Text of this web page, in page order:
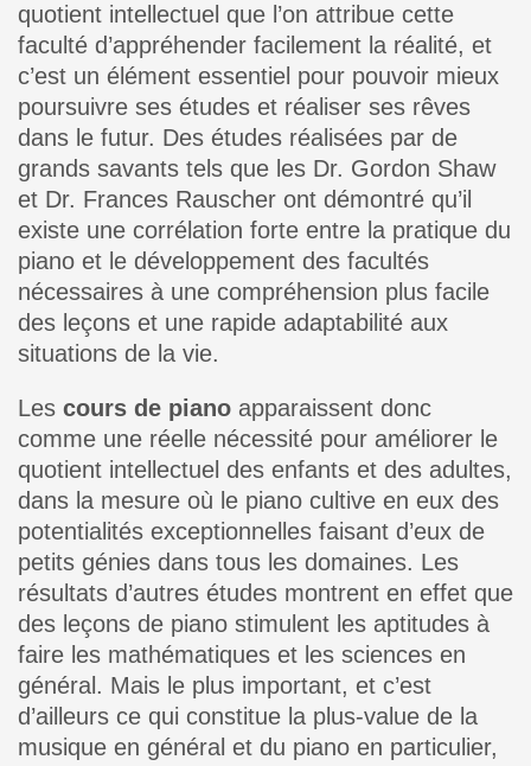
quotient intellectuel que l’on attribue cette
faculté d’appréhender facilement la réalité, et
c’est un élément essentiel pour pouvoir mieux
poursuivre ses études et réaliser ses rêves
dans le futur. Des études réalisées par de
grands savants tels que les Dr. Gordon Shaw
et Dr. Frances Rauscher ont démontré qu’il
existe une corrélation forte entre la pratique du
piano et le développement des facultés
nécessaires à une compréhension plus facile
des leçons et une rapide adaptabilité aux
situations de la vie.
Les cours de piano apparaissent donc
comme une réelle nécessité pour améliorer le
quotient intellectuel des enfants et des adultes,
dans la mesure où le piano cultive en eux des
potentialités exceptionnelles faisant d’eux de
petits génies dans tous les domaines. Les
résultats d’autres études montrent en effet que
des leçons de piano stimulent les aptitudes à
faire les mathématiques et les sciences en
général. Mais le plus important, et c’est
d’ailleurs ce qui constitue la plus-value de la
musique en général et du piano en particulier,